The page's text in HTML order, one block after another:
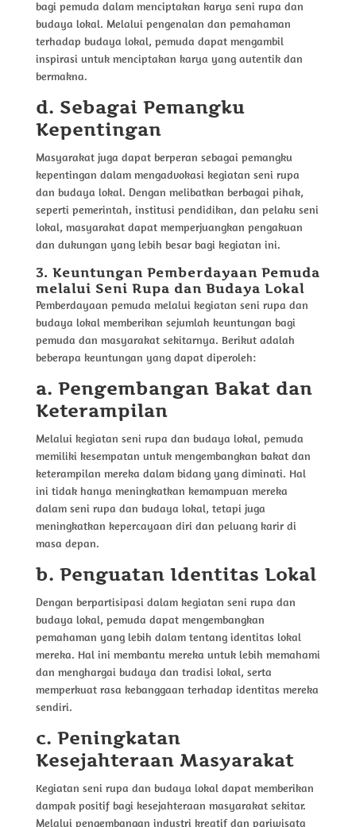
bagi pemuda dalam menciptakan karya seni rupa dan
budaya lokal. Melalui pengenalan dan pemahaman
terhadap budaya lokal, pemuda dapat mengambil
inspirasi untuk menciptakan karya yang autentik dan
bermakna.
d. Sebagai Pemangku
Kepentingan
Masyarakat juga dapat berperan sebagai pemangku
kepentingan dalam mengadvokasi kegiatan seni rupa
dan budaya lokal. Dengan melibatkan berbagai pihak,
seperti pemerintah, institusi pendidikan, dan pelaku seni
lokal, masyarakat dapat memperjuangkan pengakuan
dan dukungan yang lebih besar bagi kegiatan ini.
3. Keuntungan Pemberdayaan Pemuda
melalui Seni Rupa dan Budaya Lokal
Pemberdayaan pemuda melalui kegiatan seni rupa dan
budaya lokal memberikan sejumlah keuntungan bagi
pemuda dan masyarakat sekitarnya. Berikut adalah
beberapa keuntungan yang dapat diperoleh:
a. Pengembangan Bakat dan
Keterampilan
Melalui kegiatan seni rupa dan budaya lokal, pemuda
memiliki kesempatan untuk mengembangkan bakat dan
keterampilan mereka dalam bidang yang diminati. Hal
ini tidak hanya meningkatkan kemampuan mereka
dalam seni rupa dan budaya lokal, tetapi juga
meningkatkan kepercayaan diri dan peluang karir di
masa depan.
b. Penguatan Identitas Lokal
Dengan berpartisipasi dalam kegiatan seni rupa dan
budaya lokal, pemuda dapat mengembangkan
pemahaman yang lebih dalam tentang identitas lokal
mereka. Hal ini membantu mereka untuk lebih memahami
dan menghargai budaya dan tradisi lokal, serta
memperkuat rasa kebanggaan terhadap identitas mereka
sendiri.
c. Peningkatan
Kesejahteraan Masyarakat
Kegiatan seni rupa dan budaya lokal dapat memberikan
dampak positif bagi kesejahteraan masyarakat sekitar.
Melalui pengembangan industri kreatif dan pariwisata